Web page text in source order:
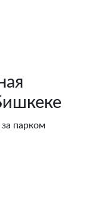
парком